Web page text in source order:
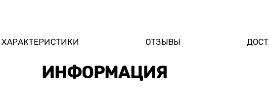
ХАРАКТЕРИСТИКИ ОТЗЫВЫ
ИНФОРМАЦИЯ